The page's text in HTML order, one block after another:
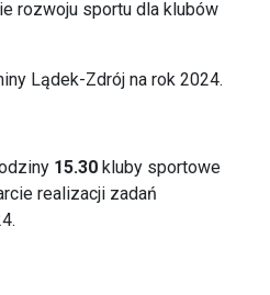
rozwoju sportu dla klubów
Lądek-Zdrój na rok 2024.
15.30 kluby sportowe
realizacji zadań